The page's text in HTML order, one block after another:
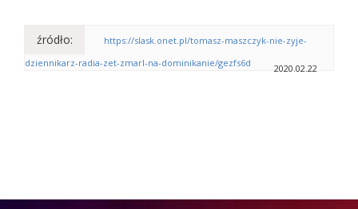
źródło:
https://slask.onet.pl/tomasz-maszczyk-nie-zyje-
dziennikarz-radia-zet-zmarl-na-dominikanie/gezfs6d
2020.02.22